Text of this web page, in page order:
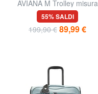
AVIANA M Trolley misura
media
55% SALDI
199,90 € 89,99 €